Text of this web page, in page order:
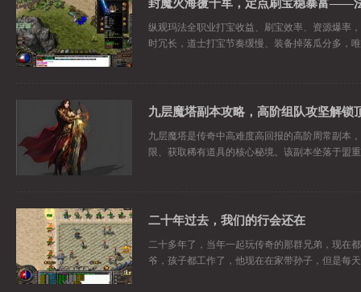
纵观玛法全职业打宝收益、刷宝效率、资源爆率
时冗长，道士打宝节奏缓慢、装备掉落瓜分多，
九层魔塔副本攻略，高阶组队攻坚解锁
九层魔塔是传奇中高难度高回报的高阶周常副本
限、获取稀有道具的核心秘境。该副本坐落于盟
二十年过去，我们的行会还在
二十多年了，当年一起玩传奇的那群兄弟，现在
爷，孩子都工作了，他现在在家带孙子，但是每